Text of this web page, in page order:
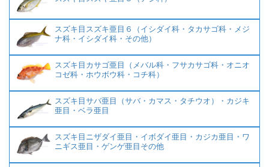
スズキ目スズキ亜目６（イシダイ科・タカサゴ科・メジ
ナ科・イシダイ科・その他）
スズキ目カサゴ亜目（メバル科・フサカサゴ科・オニオ
コゼ科・ホウボウ科・コチ科）
スズキ目サバ亜目（サバ・カマス・タチウオ）・カジキ
亜目・ベラ亜目
スズキ目ニザダイ亜目・イボダイ亜目・カジカ亜目・ワ
ニギス亜目・ゲンゲ亜目その他